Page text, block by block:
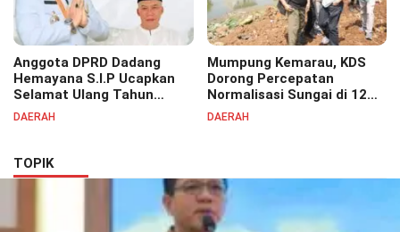
Anggota DPRD Dadang
Hemayana S.I.P Ucapkan
Selamat Ulang Tahun
untuk Bupati Bandung
DAERAH
Mumpung Kemarau, KDS
Dorong Percepatan
Normalisasi Sungai di 12
Kecamatan Tekan Resiko
DAERAH
TOPIK